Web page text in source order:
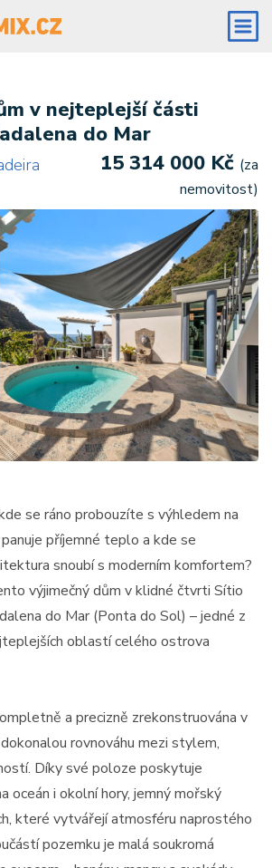
v nejteplejší části
do Mar
15 314 000 Kč (za
nemovitost)
se ráno probouzíte s výhledem na
příjemné teplo a kde se
snoubí s moderním komfortem?
výjimečný dům v klidné čtvrti Sítio
do Mar (Ponta do Sol) – jedné z
oblastí celého ostrova
a precizně zrekonstruována v
rovnováhu mezi stylem,
Díky své poloze poskytuje
oceán i okolní hory, jemný mořský
které vytvářejí atmosféru naprostého
pozemku je malá soukromá